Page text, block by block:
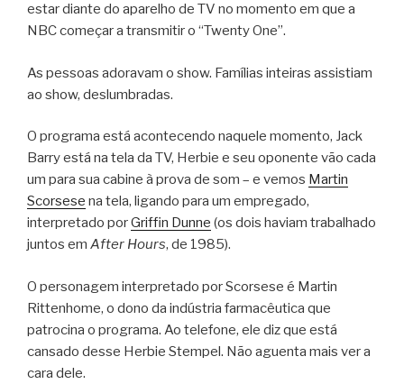
estar diante do aparelho de TV no momento em que a
NBC começar a transmitir o “Twenty One”.
As pessoas adoravam o show. Famílias inteiras assistiam
ao show, deslumbradas.
O programa está acontecendo naquele momento, Jack
Barry está na tela da TV, Herbie e seu oponente vão cada
um para sua cabine à prova de som – e vemos Martin
Scorsese na tela, ligando para um empregado,
interpretado porGriffin Dunne (os dois haviam trabalhado
juntos em After Hours, de 1985).
O personagem interpretado por Scorsese é Martin
Rittenhome, o dono da indústria farmacêutica que
patrocina o programa. Ao telefone, ele diz que está
cansado desse Herbie Stempel. Não aguenta mais ver a
cara dele.